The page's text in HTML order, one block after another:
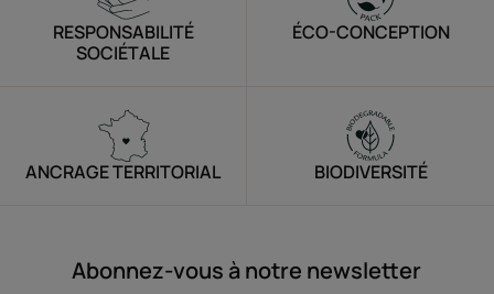
RESPONSABILITÉ
SOCIÉTALE
ÉCO-CONCEPTION
ANCRAGE TERRITORIAL BIODIVERSITÉ
Abonnez-vous à notre newsletter